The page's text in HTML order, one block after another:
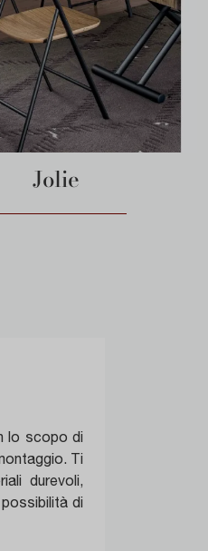
Jolie
lo scopo di
Ti
durevoli,
di